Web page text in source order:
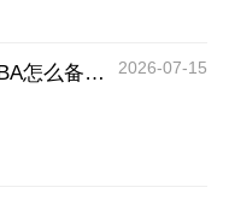
MBA报考工作年限怎么计算？MBA怎么备考？ 2026-07-15